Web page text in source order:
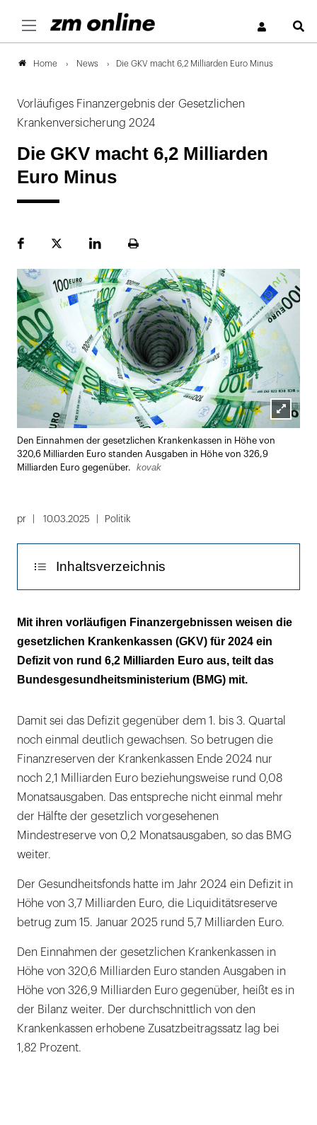
Home News Die GKV macht 6,2 Milliarden Euro Minus
Vorläufiges Finanzergebnis der Gesetzlichen
Krankenversicherung 2024
Die GKV macht 6,2 Milliarden
Euro Minus
FacebookPlattformLinekdInSeite
Lightbox
öffnen
Den Einnahmen der gesetzlichen Krankenkassen in Höhe von
320,6 Milliarden Euro standen Ausgaben in Höhe von 326,9
Milliarden Euro gegenüber.
kovak
pr 10.03.2025 Politik
Inhaltsverzeichnis
Lauterbach: Lösung sind Strukturreformen!
Die Ersatzkassen machen am meisten Miese
Mit ihren vorläufigen Finanzergebnissen weisen die
gesetzlichen Krankenkassen (GKV) für 2024 ein
Defizit von rund 6,2 Milliarden Euro aus, teilt das
Bundesgesundheitsministerium (BMG) mit.
Damit sei das Defizit gegenüber dem 1. bis 3. Quartal
noch einmal deutlich gewachsen. So betrugen die
Finanzreserven der Krankenkassen Ende 2024 nur
noch 2,1 Milliarden Euro beziehungsweise rund 0,08
Monatsausgaben. Das entspreche nicht einmal mehr
der Hälfte der gesetzlich vorgesehenen
Mindestreserve von 0,2 Monatsausgaben, so das BMG
weiter.
Der Gesundheitsfonds hatte im Jahr 2024 ein Defizit in
Höhe von 3,7 Milliarden Euro, die Liquiditätsreserve
betrug zum 15. Januar 2025 rund 5,7 Milliarden Euro.
Den Einnahmen der gesetzlichen Krankenkassen in
Höhe von 320,6 Milliarden Euro standen Ausgaben in
Höhe von 326,9 Milliarden Euro gegenüber, heißt es in
der Bilanz weiter. Der durchschnittlich von den
Krankenkassen erhobene Zusatzbeitragssatz lag bei
1,82 Prozent.